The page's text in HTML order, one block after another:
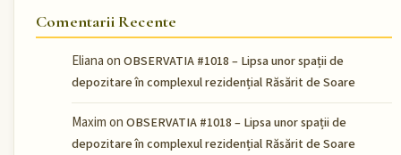
Comentarii Recente
Elianaon OBSERVATIA #1018 – Lipsa unor spații de
depozitare în complexul rezidențial Răsărit de Soare
Maximon OBSERVATIA #1018 – Lipsa unor spații de
depozitare în complexul rezidențial Răsărit de Soare